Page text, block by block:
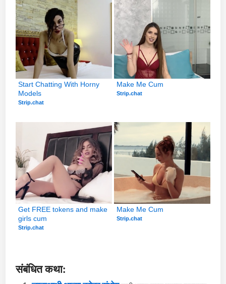
Start Chatting With Horny
Models
Strip.chat
Make Me Cum
Strip.chat
Get FREE tokens and make
girls cum
Strip.chat
Make Me Cum
Strip.chat
संबंधित कथा: